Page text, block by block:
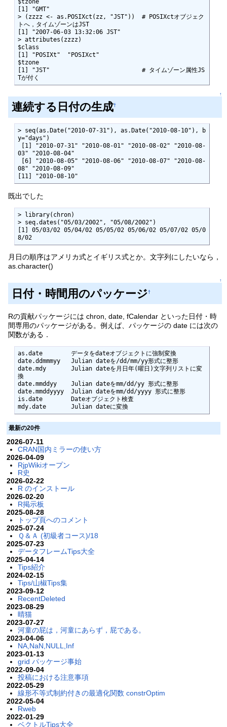
$tzone
[1] "GMT"
> (zzzz <- as.POSIXct(zz, "JST"))  # POSIXctオブジェク
トへ，タイムゾーンはJST
[1] "2007-06-03 13:32:06 JST"
> attributes(zzzz)
$class
[1] "POSIXt"  "POSIXct"
$tzone
[1] "JST"                          # タイムゾーン属性JS
Tが付く
↑
連続する日付の生成†
> seq(as.Date("2010-07-31"), as.Date("2010-08-10"), b
y="days")
03" "2010-08-04"
08" "2010-08-09"
[11] "2010-08-10"
既出でした
> library(chron)
> seq.dates("05/03/2002", "05/08/2002")
[1] 05/03/02 05/04/02 05/05/02 05/06/02 05/07/02 05/0
8/02
月日の順序はアメリカ式とイギリス式とか。文字列にしたいなら，
as.character()
↑
日付・時間用のパッケージ†
Rの貢献パッケージには chron, date, fCalendar といった日付・時
間専用のパッケージがある。例えば、パッケージの date には次の
関数がある．
as.date        データをdateオブジェクトに強制変換
date.ddmmmyy   Julian dateを/dd/mm/yy形式に整形
date.mdy       Julian dateを月日年(曜日)文字列リストに変
換
date.mmddyy    Julian dateをmm/dd/yy 形式に整形
date.mmddyyyy  Julian dateをmm/dd/yyyy 形式に整形
is.date        Dateオブジェクト検査
mdy.date       Julian dateに変換
最新の20件
2026-07-11
CRAN国内ミラーの使い方
2026-04-09
RjpWikiオープン
R史
2026-02-22
R のインストール
2026-02-20
R掲示板
2025-08-28
トップ頁へのコメント
2025-07-24
Ｑ＆Ａ (初級者コース)/18
2025-07-23
データフレームTips大全
2025-04-14
Tips紹介
2024-02-15
Tips/山椒Tips集
2023-09-12
RecentDeleted
2023-08-29
晴猫
2023-07-27
河童の屁は，河童にあらず，屁である。
2023-04-06
NA,NaN,NULL,Inf
2023-01-13
grid パッケージ事始
2022-09-04
投稿における注意事項
2022-05-29
線形不等式制約付きの最適化関数 constrOptim
2022-05-04
Rweb
2022-01-29
ベクトルTips大全